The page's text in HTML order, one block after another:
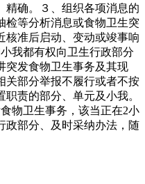
精确。３、组织各项消息的
检等分析消息或食物卫生突
核准后启动、变动或竣事响
我都有权向卫生行政部分
突发食物卫生事务及其现
关部分举报不履行或者不按
责的部分、单元及小我。
物卫生事务，该当正在2小
政部分、及时采纳办法，随